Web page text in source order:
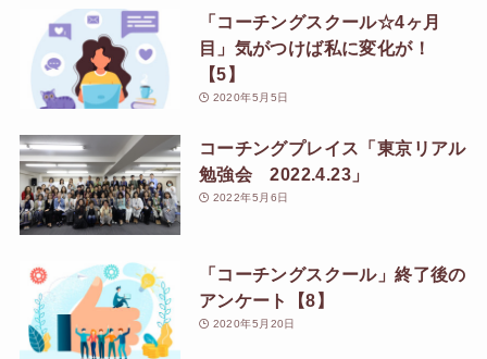
「コーチングスクール☆4ヶ月
目」気がつけば私に変化が！
【5】
2020年5月5日
コーチングプレイス「東京リアル
勉強会 2022.4.23」
2022年5月6日
「コーチングスクール」終了後の
アンケート【8】
2020年5月20日